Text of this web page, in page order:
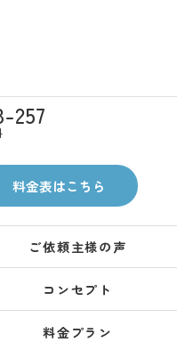
257
料金表はこちら
ご依頼主様の声
コンセプト
料金プラン